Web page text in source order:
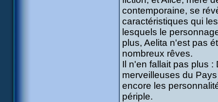
contemporaine, se
caractéristiques qui
lesquels le
plus, Aelita n'est pas
nombreux rêves.
Il n'en fallait pas plus
merveilleuses du
encore les
périple.